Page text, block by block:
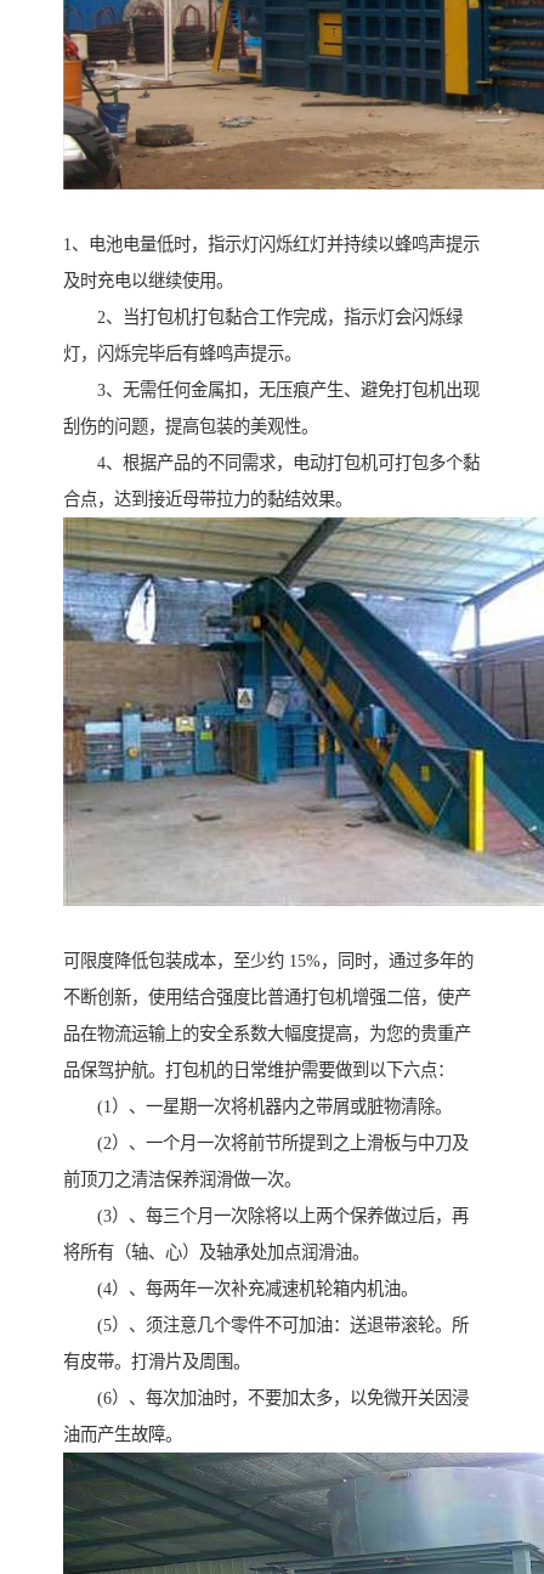
1、电池电量低时，指示灯闪烁红灯并持续以蜂鸣声提示
及时充电以继续使用。
2、当打包机打包黏合工作完成，指示灯会闪烁绿
灯，闪烁完毕后有蜂鸣声提示。
3、无需任何金属扣，无压痕产生、避免打包机出现
刮伤的问题，提高包装的美观性。
4、根据产品的不同需求，电动打包机可打包多个黏
合点，达到接近母带拉力的黏结效果。
可限度降低包装成本，至少约 15%，同时，通过多年的
不断创新，使用结合强度比普通打包机增强二倍，使产
品在物流运输上的安全系数大幅度提高，为您的贵重产
品保驾护航。打包机的日常维护需要做到以下六点：
(1）、一星期一次将机器内之带屑或脏物清除。
(2）、一个月一次将前节所提到之上滑板与中刀及
前顶刀之清洁保养润滑做一次。
(3）、每三个月一次除将以上两个保养做过后，再
将所有（轴、心）及轴承处加点润滑油。
(4）、每两年一次补充减速机轮箱内机油。
(5）、须注意几个零件不可加油：送退带滚轮。所
有皮带。打滑片及周围。
(6）、每次加油时，不要加太多，以免微开关因浸
油而产生故障。